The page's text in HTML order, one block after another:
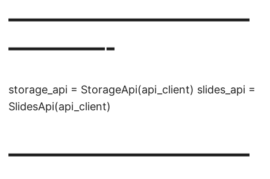
——————————
————-
storage_api = StorageApi(api_client) slides_api =
SlidesApi(api_client)
——————————